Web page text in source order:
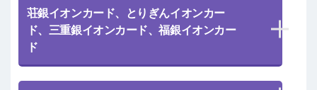
荘銀イオンカード、とりぎんイオンカー
ド、三重銀イオンカード、福銀イオンカー
ド